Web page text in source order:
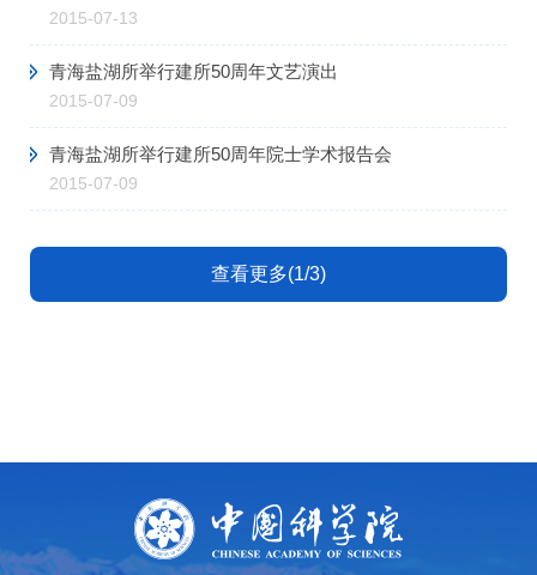
2015-07-13
青海盐湖所举行建所50周年文艺演出
2015-07-09
青海盐湖所举行建所50周年院士学术报告会
2015-07-09
查看更多(1/3)